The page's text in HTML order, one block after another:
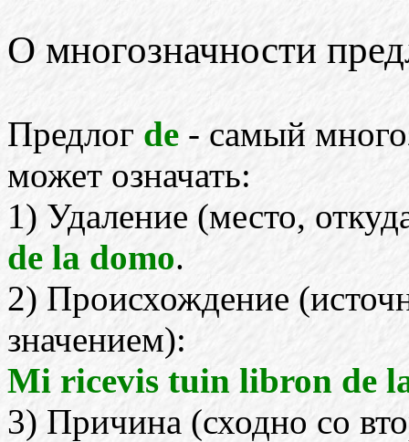
О многозначности
Предлог de - самый
может означать:
1) Удаление (место,
de la domo.
2) Происхождение
значением):
Mi ricevis tuin libron de
3) Причина (сходно со